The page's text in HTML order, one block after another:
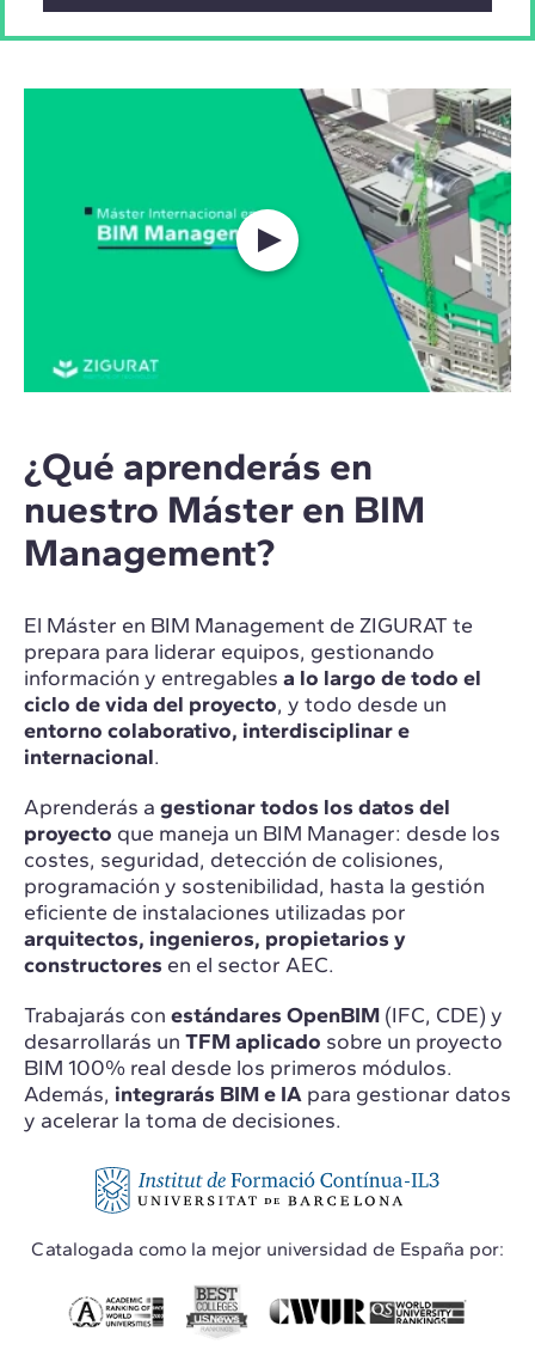
¿Qué aprenderás en
nuestro Máster en BIM
Management?
El Máster en BIM Management de ZIGURAT te
prepara para liderar equipos, gestionando
información y entregables a lo largo de todo el
ciclo de vida del proyecto, y todo desde un
entorno colaborativo, interdisciplinar e
internacional.
Aprenderás a gestionar todos los datos del
proyecto que maneja un BIM Manager: desde los
costes, seguridad, detección de colisiones,
programación y sostenibilidad, hasta la gestión
eficiente de instalaciones utilizadas por
arquitectos, ingenieros, propietarios y
constructores en el sector AEC.
Trabajarás con estándares OpenBIM (IFC, CDE) y
desarrollarás un TFM aplicado sobre un proyecto
BIM 100% real desde los primeros módulos.
Además, integrarás BIM e IA para gestionar datos
y acelerar la toma de decisiones.
Catalogada como la mejor universidad de España por: